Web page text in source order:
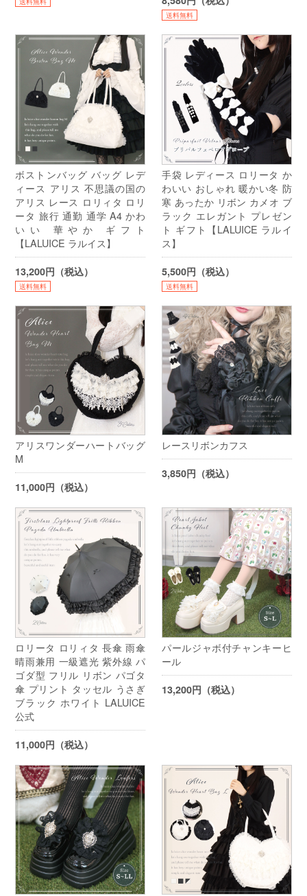
送料無料
ボストンバッグ バッグ レデ
ィース アリス 不思議の国の
アリス レース ロリィタ ロリ
ータ 旅行 通勤 通学 A4 かわ
いい 華やか ギフト
【LALUICE ラルイス】
13,200円（税込）
送料無料
手袋 レディース ロリータ か
わいい おしゃれ 暖かい冬 防
寒 あったか リボン カメオ ブ
ラック エレガント プレゼン
ト ギフト【LALUICE ラルイ
ス】
5,500円（税込）
送料無料
アリスワンダーハートバッグ
M
11,000円（税込）
レースリボンカフス
3,850円（税込）
ロリータ ロリィタ 長傘 雨傘
晴雨兼用 一級遮光 紫外線 パ
ゴダ型 フリル リボン パゴタ
傘 プリント タッセル うさぎ
ブラック ホワイト LALUICE
公式
11,000円（税込）
パールジャボ付チャンキーヒ
ール
13,200円（税込）